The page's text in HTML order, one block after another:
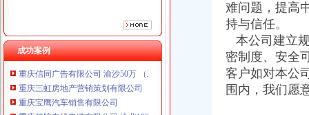
成功案例
重庆星竣贸易有限责任公司 渝中100万 （进出口权）
重庆海谛升进出口贸易有限公司 渝北100万 （进出口权）
重庆奕欣锦诚商贸有限公司 渝九50万 （工商注册）
重庆信同广告有限公司 渝沙50万 （工商注册）
重庆三虹房地产营销策划有限公司
重庆宝鹰汽车销售有限公司
重庆鸽牌电线电缆有限公司 渝北10010万 (进出口权)
难问题，提高
持与信任。
本公司建立
密制度、安全
客户如对本公
围内，我们愿